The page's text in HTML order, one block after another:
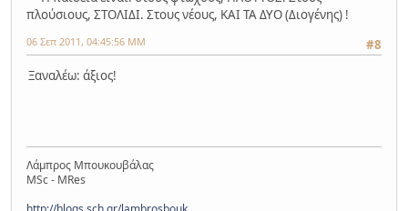
πλούσιους, ΣΤΟΛΙΔΙ. Στους νέους, ΚΑΙ ΤΑ ΔΥΟ (Διογένης) !
#8
06 Σεπ 2011, 04:45:56 ΜΜ
Ξαναλέω: άξιος!
Λάμπρος Μπουκουβάλας
MSc - MRes